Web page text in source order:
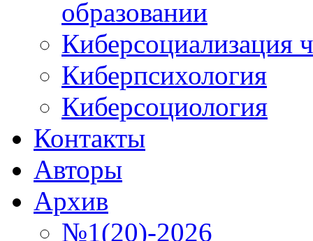
образовании
Киберсоциализация
Киберпсихология
Киберсоциология
Контакты
Авторы
Архив
№1(20)-2026